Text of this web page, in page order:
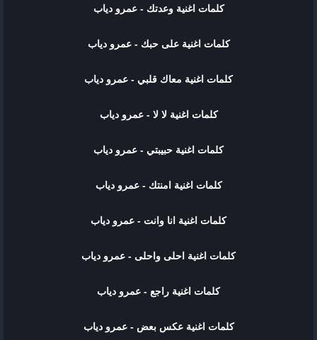
كلمات اغنية وعدتك - عمرو دياب
كلمات اغنية على حبك - عمرو دياب
كلمات اغنية معاك قلبي - عمرو دياب
كلمات اغنية لا لا - عمرو دياب
كلمات اغنية حبيبتي - عمرو دياب
كلمات اغنية امنتك - عمرو دياب
كلمات اغنية انا وانت - عمرو دياب
كلمات اغنية احلى واحلى - عمرو دياب
كلمات اغنية راجع - عمرو دياب
كلمات اغنية عكس بعض - عمرو دياب